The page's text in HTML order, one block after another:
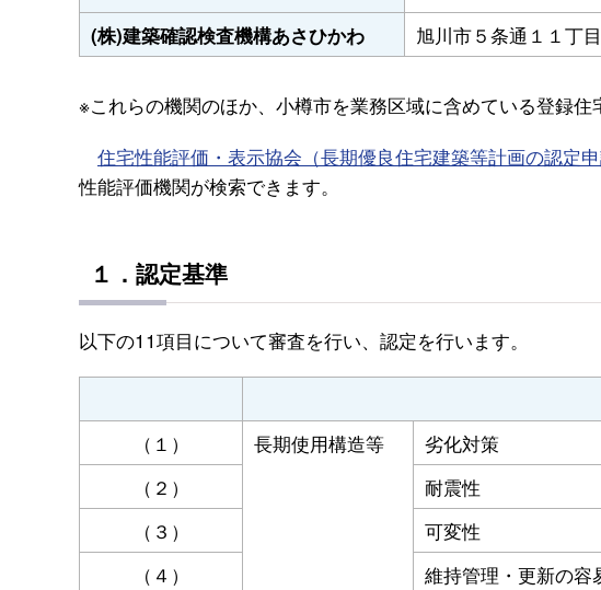
(株)建築確認検査機構あさひかわ 旭川市５条通１１丁
※これらの機関のほか、小樽市を業務区域に含めている登録住
住宅性能評価・表示協会（長期優良住宅建築等計画の認定
性能評価機関が検索できます。
１．認定基準
以下の11項目について審査を行い、認定を行います。
（１） 長期使用構造等 劣化対策
（２）
耐震性
（３）
可変性
（４）
維持管理・更新の容